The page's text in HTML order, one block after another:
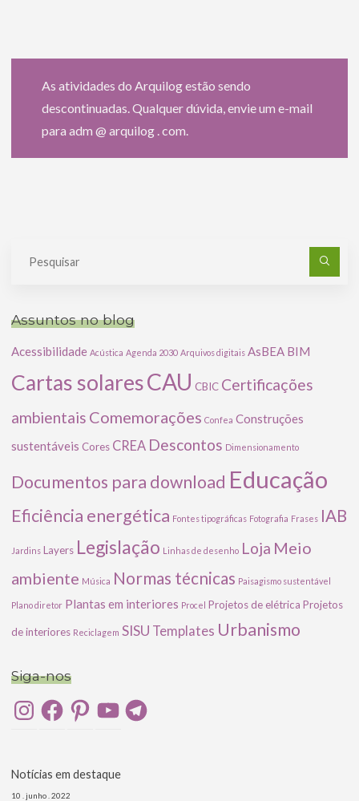
As atividades do Arquilog estão sendo
descontinuadas. Qualquer dúvida, envie um e-mail
para adm @ arquilog . com.
Assuntos no blog
Acessibilidade Acústica Agenda 2030 Arquivos digitais AsBEA BIM
Cartas solaresCAU CBIC Certificações
ambientais Comemorações Confea Construções
sustentáveis Cores CREA Descontos Dimensionamento
Documentos para download Educação
Eficiência energética Fontes tipográficas Fotografia Frases IAB
Jardins Layers Legislação Linhas de desenho Loja Meio
ambiente Música Normas técnicas Paisagismo sustentável
Plano diretor Plantas em interiores Procel Projetos de elétrica Projetos
de interiores Reciclagem SISU Templates Urbanismo
Siga-nos
InstagramFacebookPinterestYouTubeTelegram
Notícias em destaque
10 . junho . 2022